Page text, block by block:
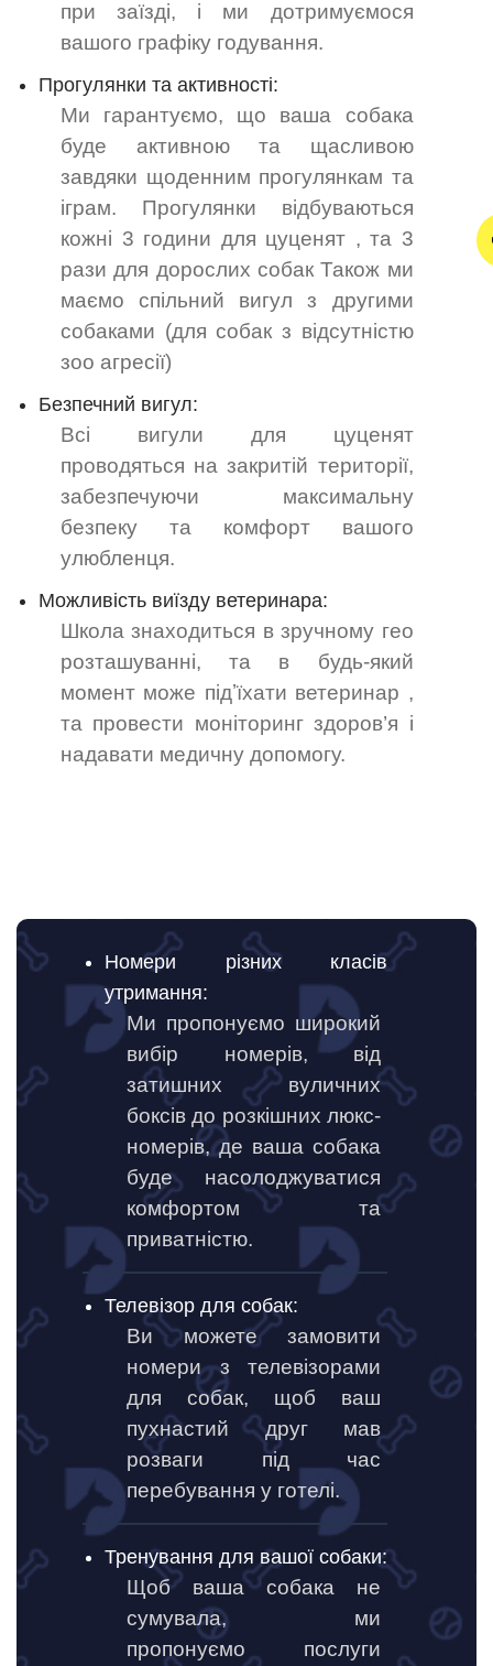
при заїзді, і ми дотримуємося
вашого графіку годування.
Прогулянки та активності:
Ми гарантуємо, що ваша собака
буде активною та щасливою
завдяки щоденним прогулянкам та
іграм. Прогулянки відбуваються
кожні 3 години для цуценят , та 3
рази для дорослих собак Також ми
маємо спільний вигул з другими
собаками (для собак з відсутністю
зоо агресії)
Безпечний вигул:
Всі вигули для цуценят
проводяться на закритій території,
забезпечуючи максимальну
безпеку та комфорт вашого
улюбленця.
Можливість виїзду ветеринара:
Школа знаходиться в зручному гео
розташуванні, та в будь-який
момент може підʼїхати ветеринар ,
та провести моніторинг здоров’я і
надавати медичну допомогу.
Номери різних класів
утримання:
Ми пропонуємо широкий
вибір номерів, від
затишних вуличних
боксів до розкішних люкс-
номерів, де ваша собака
буде насолоджуватися
комфортом та
приватністю.
Телевізор для собак:
Ви можете замовити
номери з телевізорами
для собак, щоб ваш
пухнастий друг мав
розваги під час
перебування у готелі.
Тренування для вашої собаки:
Щоб ваша собака не
сумувала, ми
пропонуємо послуги